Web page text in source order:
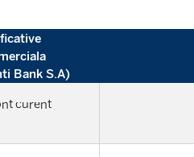
Bank S.A)
curent